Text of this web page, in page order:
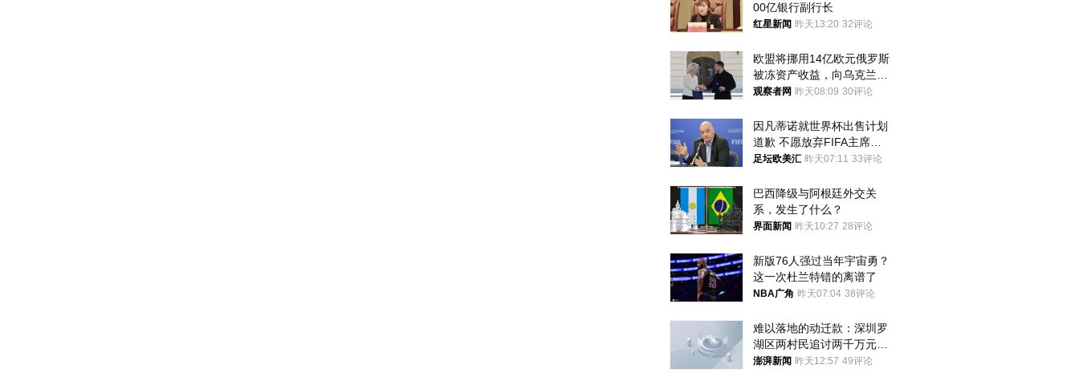
00亿银行副行长
红星新闻 昨天13:20 32评论
欧盟将挪用14亿欧元俄罗斯
被冻资产收益，向乌克兰提
供援助
观察者网 昨天08:09 30评论
因凡蒂诺就世界杯出售计划
道歉 不愿放弃FIFA主席职
位
足坛欧美汇 昨天07:11 33评论
巴西降级与阿根廷外交关
系，发生了什么？
界面新闻 昨天10:27 28评论
新版76人强过当年宇宙勇？
这一次杜兰特错的离谱了
NBA广角 昨天07:04 38评论
难以落地的动迁款：深圳罗
湖区两村民追讨两千万元动
迁款八年未果
澎湃新闻 昨天12:57 49评论